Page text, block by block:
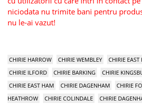
niciodata nu trimite bani pentru
nu le-ai vazut!
CHIRIE HARROW CHIRIE WEMBLEY CHIRIE EAST
CHIRIE ILFORD
CHIRIE BARKING CHIRIE
CHIRIE EAST HAM
CHIRIE DAGENHAM CHIRIE
HEATHROW
CHIRIE COLINDALE CHIRIE